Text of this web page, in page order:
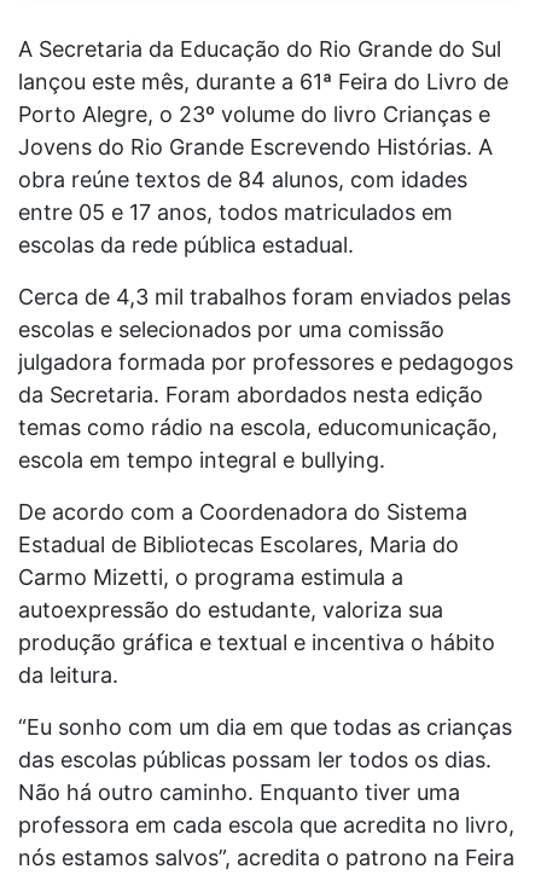
A Secretaria da Educação do Rio Grande do Sul
lançou este mês, durante a 61ª Feira do Livro de
Porto Alegre, o 23º volume do livro Crianças e
Jovens do Rio Grande Escrevendo Histórias. A
obra reúne textos de 84 alunos, com idades
entre 05 e 17 anos, todos matriculados em
escolas da rede pública estadual.
Cerca de 4,3 mil trabalhos foram enviados pelas
escolas e selecionados por uma comissão
julgadora formada por professores e pedagogos
da Secretaria. Foram abordados nesta edição
temas como rádio na escola, educomunicação,
escola em tempo integral e bullying.
De acordo com a Coordenadora do Sistema
Estadual de Bibliotecas Escolares, Maria do
Carmo Mizetti, o programa estimula a
autoexpressão do estudante, valoriza sua
produção gráfica e textual e incentiva o hábito
da leitura.
“Eu sonho com um dia em que todas as crianças
das escolas públicas possam ler todos os dias.
Não há outro caminho. Enquanto tiver uma
professora em cada escola que acredita no livro,
nós estamos salvos”, acredita o patrono na Feira